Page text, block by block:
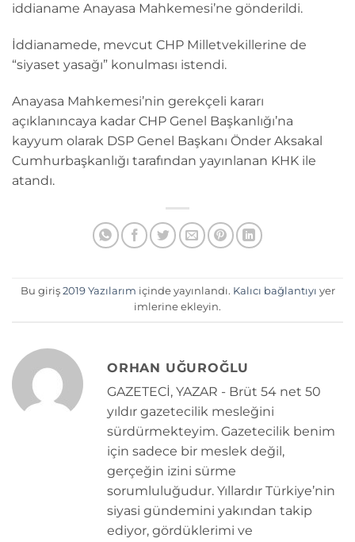
iddianame Anayasa Mahkemesi’ne gönderildi.
İddianamede, mevcut CHP Milletvekillerine de
“siyaset yasağı” konulması istendi.
Anayasa Mahkemesi’nin gerekçeli kararı
açıklanıncaya kadar CHP Genel Başkanlığı’na
kayyum olarak DSP Genel Başkanı Önder Aksakal
Cumhurbaşkanlığı tarafından yayınlanan KHK ile
atandı.
Bu giriş 2019 Yazılarım içinde yayınlandı. Kalıcı bağlantıyı yer
imlerine ekleyin.
ORHAN UĞUROĞLU
GAZETECİ, YAZAR - Brüt 54 net 50
yıldır gazetecilik mesleğini
sürdürmekteyim. Gazetecilik benim
için sadece bir meslek değil,
gerçeğin izini sürme
sorumluluğudur. Yıllardır Türkiye’nin
siyasi gündemini yakından takip
ediyor, gördüklerimi ve